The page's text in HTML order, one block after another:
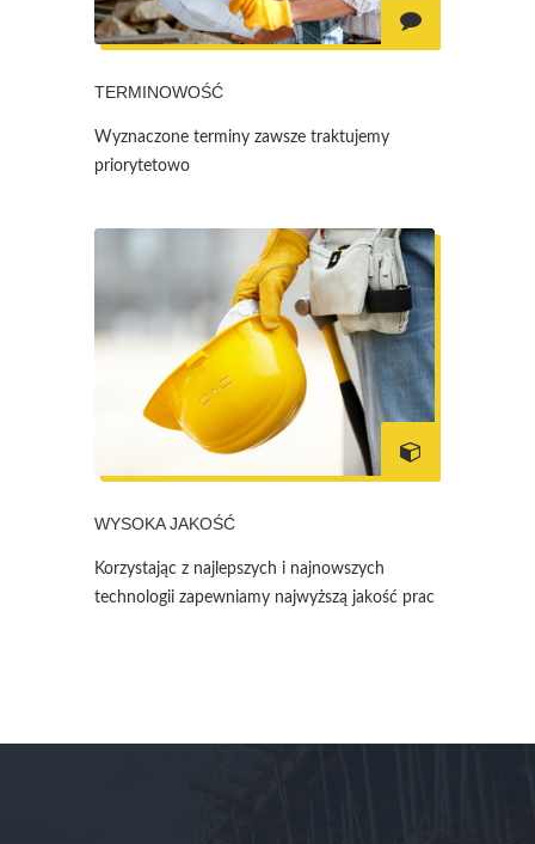
TERMINOWOŚĆ
Wyznaczone terminy zawsze traktujemy
priorytetowo
WYSOKA JAKOŚĆ
Korzystając z najlepszych i najnowszych
technologii zapewniamy najwyższą jakość prac